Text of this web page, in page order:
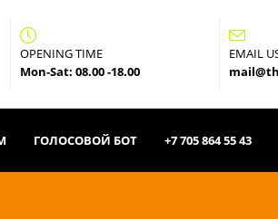
OPENING TIME
Mon-Sat: 08.00 -18.00
EMAIL
ГОЛОСОВОЙ БОТ +7 705 864 55 43